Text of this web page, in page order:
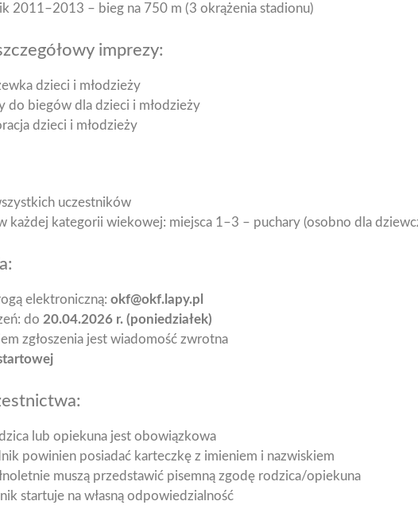
2011–2013 – bieg na 750 m (3 okrążenia stadionu)
imprezy:
dzieci i młodzieży
do biegów dla dzieci i młodzieży
dzieci i młodzieży
uczestników
każdej kategorii wiekowej: miejsca 1–3 – puchary (osobno dla
elektroniczną:okf@okf.lapy.pl
do 20.04.2026 r. (poniedziałek)
zgłoszenia jest wiadomość zwrotna
lub opiekuna jest obowiązkowa
powinien posiadać karteczkę z imieniem i nazwiskiem
muszą przedstawić pisemną zgodę rodzica/opiekuna
startuje na własną odpowiedzialność